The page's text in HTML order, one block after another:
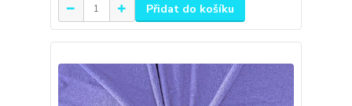
Přidat do košíku